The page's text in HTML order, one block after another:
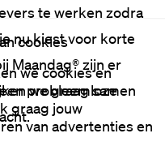
cookies
we cookies en
probleemloze
graag jouw
van advertenties en
te werken zodra
nu kiest voor korte
Maandag® zijn er
we graag samen